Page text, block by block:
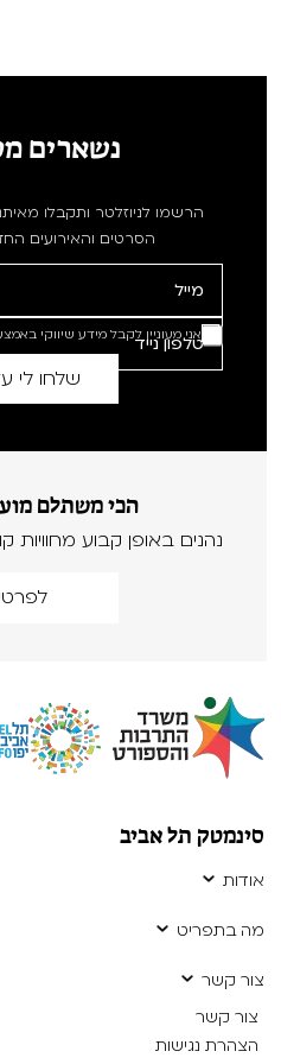
נשארים
הרשמו לניוזלטר ותקבלו
הסרטים והאירועים
אני מעוניין לקבל מידע שיווקי
הכי משתלם
נהנים באופן קבוע מחוויות
סינמטק תל אביב
אודות
מה בתפריט
צור קשר
צור קשר
הצהרת נגישות